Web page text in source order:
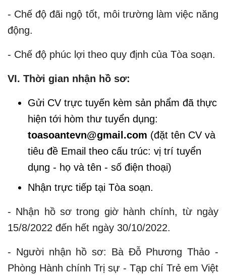
- Chế độ đãi ngộ tốt, môi trường làm việc năng
động.
- Chế độ phúc lợi theo quy định của Tòa soạn.
VI. Thời gian nhận hồ sơ:
Gửi CV trực tuyến kèm sản phẩm đã thực
hiện tới hòm thư tuyển dụng:
toasoantevn@gmail.com (đặt tên CV và
tiêu đề Email theo cấu trúc: vị trí tuyển
dụng - họ và tên - số điện thoại)
Nhận trực tiếp tại Tòa soạn.
- Nhận hồ sơ trong giờ hành chính, từ ngày
15/8/2022 đến hết ngày 30/10/2022.
- Người nhận hồ sơ: Bà Đỗ Phương Thảo -
Phòng Hành chính Trị sự - Tạp chí Trẻ em Việt